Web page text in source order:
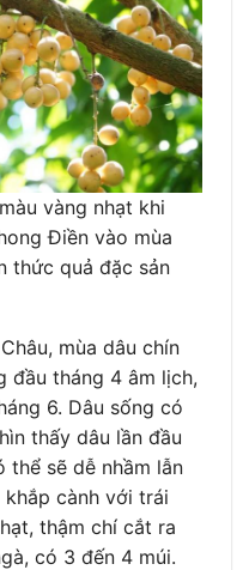
vàng nhạt khi
Điền vào mùa
thức quả đặc sản
mùa dâu chín
đầu tháng 4 âm lịch,
6. Dâu sống có
thấy dâu lần đầu
thể sẽ dễ nhầm lẫn
cành với trái
thậm chí cắt ra
có 3 đến 4 múi.